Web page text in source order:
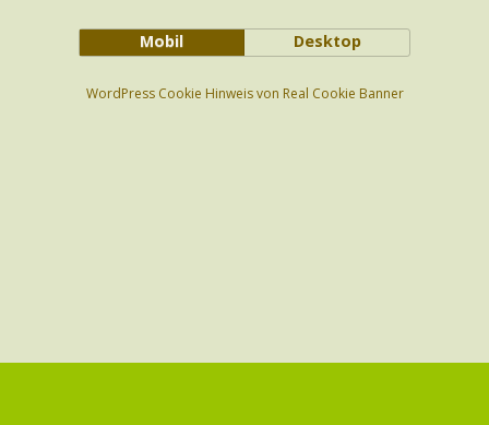
Mobil Desktop
WordPress Cookie Hinweis von Real Cookie Banner